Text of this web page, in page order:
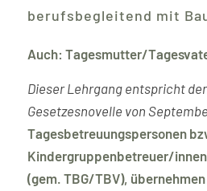
berufsbegleitend mit
Auch: Tagesmutter/
Dieser Lehrgang entspricht
Gesetzesnovelle von
Tagesbetreuungspersonen
Kindergruppenbetreuer/
(gem. TBG/TBV),